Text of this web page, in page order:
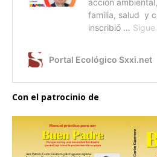
Con el patrocinio de